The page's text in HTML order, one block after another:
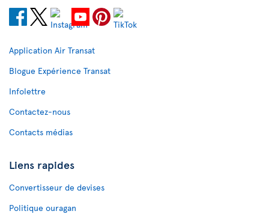
Application Air Transat
Blogue Expérience Transat
Infolettre
Contactez-nous
Contacts médias
Liens rapides
Convertisseur de devises
Politique ouragan